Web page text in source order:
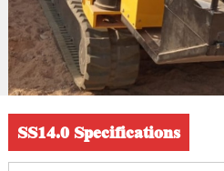
SS14.0 Specifications